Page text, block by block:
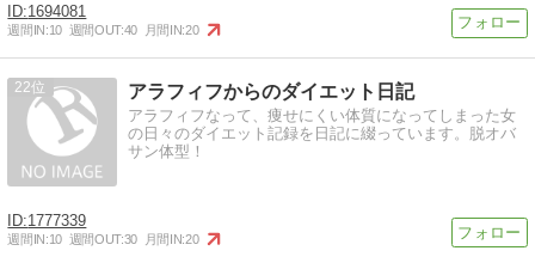
1694081
週間IN:10 週間OUT:40 月間IN:20
22 アラフィフからのダイエット日記
アラフィフなって、痩せにくい体質になってしまった女
の日々のダイエット記録を日記に綴っています。脱オバ
サン体型！
1777339
週間IN:10 週間OUT:30 月間IN:20